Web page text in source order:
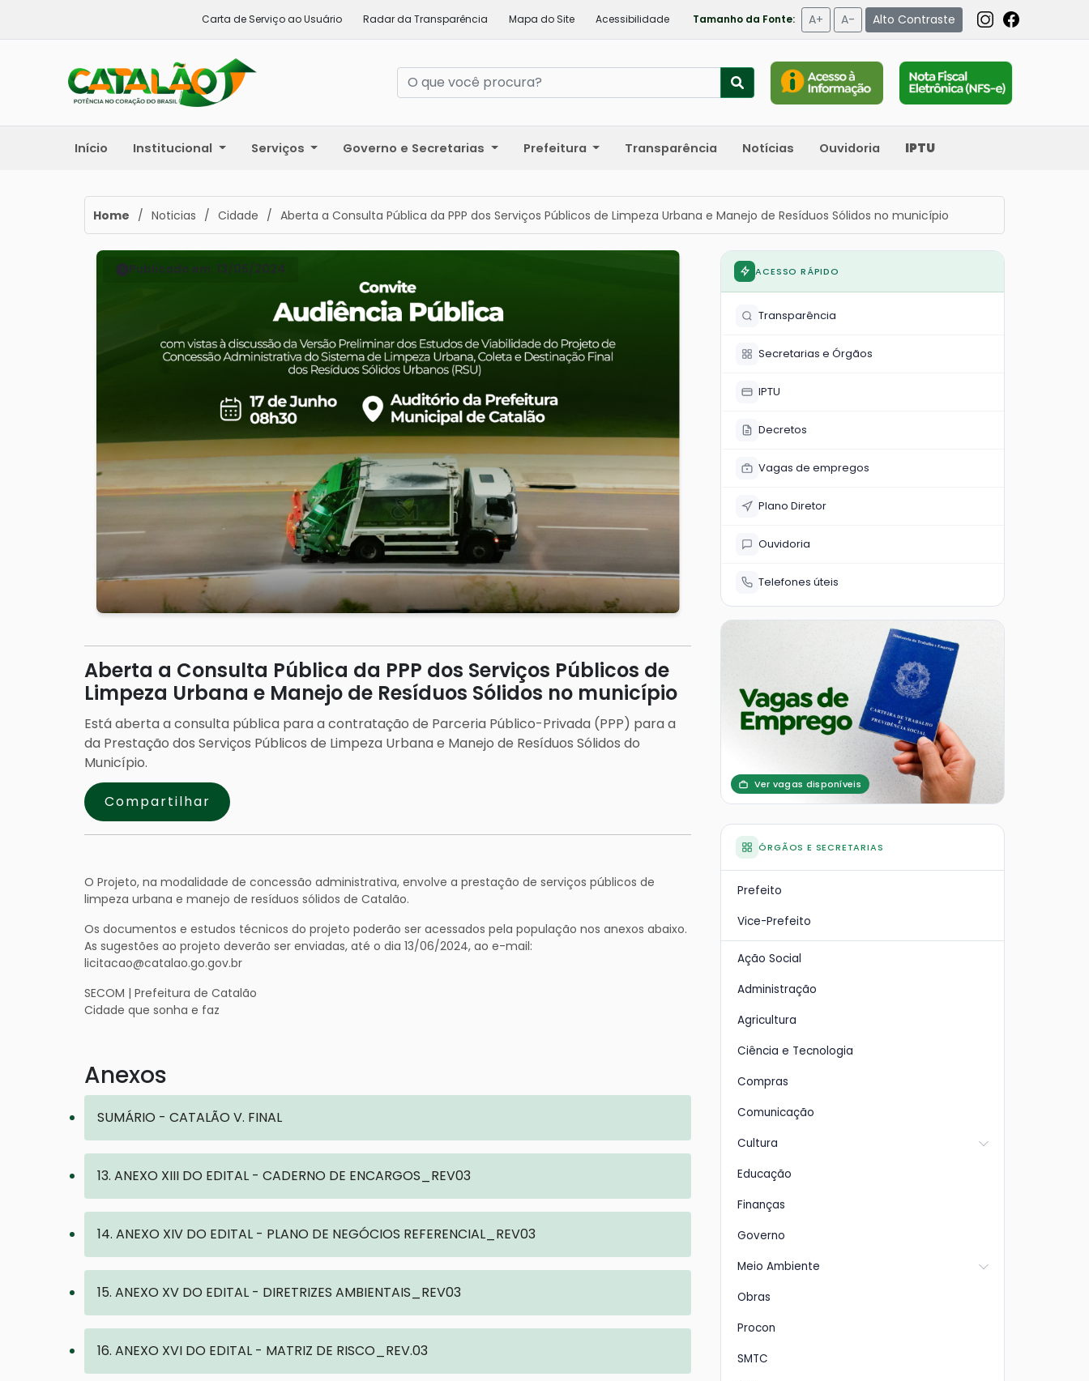
Carta de Serviço ao Usuário Radar da Transparência Mapa do Site Acessibilidade Tamanho da Fonte: A+ A- Alto Contraste
Início Institucional Serviços Governo e Secretarias Prefeitura Transparência Notícias Ouvidoria IPTU
Home / Noticias / Cidade / Aberta a Consulta Pública da PPP dos Serviços Públicos de Limpeza Urbana e Manejo de Resíduos Sólidos no município
Publicado em: 13/05/2024
Aberta a Consulta Pública da PPP dos Serviços Públicos de
Limpeza Urbana e Manejo de Resíduos Sólidos no município
Está aberta a consulta pública para a contratação de Parceria Público-Privada (PPP) para a
da Prestação dos Serviços Públicos de Limpeza Urbana e Manejo de Resíduos Sólidos do
Município.
Compartilhar
O Projeto, na modalidade de concessão administrativa, envolve a prestação de serviços públicos de
limpeza urbana e manejo de resíduos sólidos de Catalão.
Os documentos e estudos técnicos do projeto poderão ser acessados pela população nos anexos abaixo.
As sugestões ao projeto deverão ser enviadas, até o dia 13/06/2024, ao e-mail:
licitacao@catalao.go.gov.br
SECOM | Prefeitura de Catalão
Cidade que sonha e faz
Anexos
SUMÁRIO - CATALÃO V. FINAL
13. ANEXO XIII DO EDITAL - CADERNO DE ENCARGOS_REV03
14. ANEXO XIV DO EDITAL - PLANO DE NEGÓCIOS REFERENCIAL_REV03
15. ANEXO XV DO EDITAL - DIRETRIZES AMBIENTAIS_REV03
16. ANEXO XVI DO EDITAL - MATRIZ DE RISCO_REV.03
ACESSO RÁPIDO
Transparência
Secretarias e Órgãos
IPTU
Decretos
Vagas de empregos
Plano Diretor
Ouvidoria
Telefones úteis
Ver vagas disponíveis
ÓRGÃOS E SECRETARIAS
Prefeito
Vice-Prefeito
Ação Social
Administração
Agricultura
Ciência e Tecnologia
Compras
Comunicação
Cultura
Educação
Finanças
Governo
Meio Ambiente
Obras
Procon
SMTC